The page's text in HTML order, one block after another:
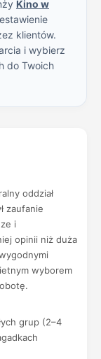
Kino w
klientów.
i wybierz
do Twoich
oddział
zaufanie
i
opinii niż duża
wyborem
grup (2–4